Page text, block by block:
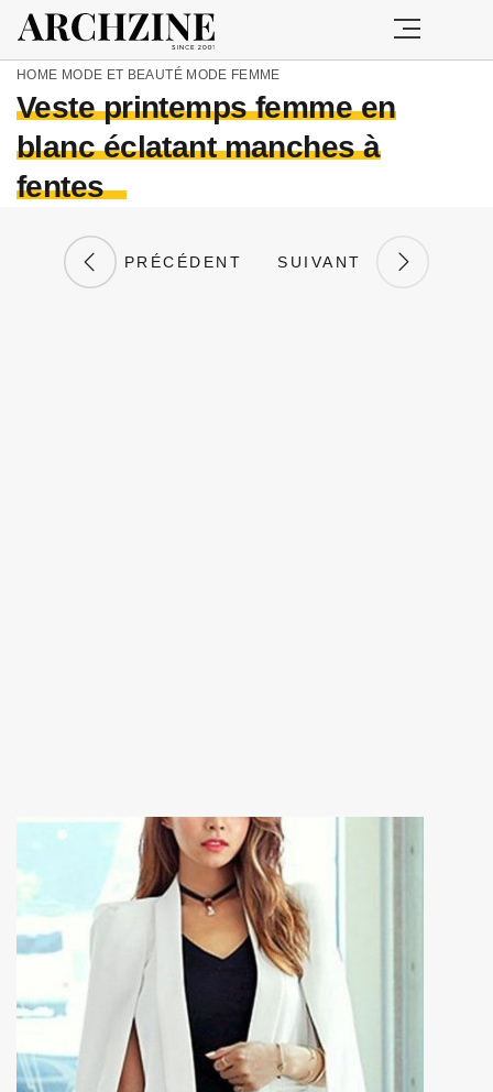
HOME MODE ET BEAUTÉ MODE FEMME
Veste printemps femme en
blanc éclatant manches à
fentes
PRÉCÉDENT SUIVANT